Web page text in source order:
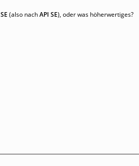
SE (also nachAPI SE), oder was höherwertiges?